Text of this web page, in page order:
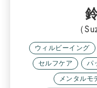
（
ウィルビーイング
セルフケア
パ
メンタルモ